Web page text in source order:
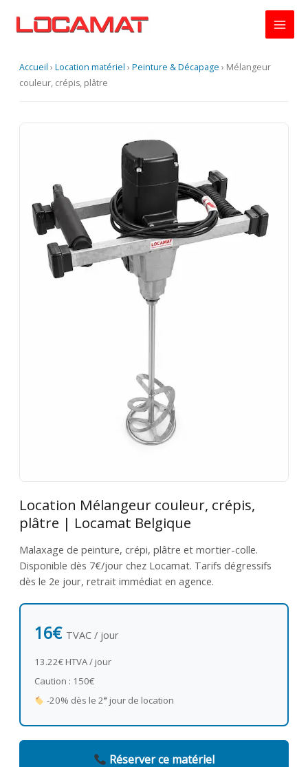
Accueil › Location matériel › Peinture & Décapage › Mélangeur
couleur, crépis, plâtre
Location Mélangeur couleur, crépis,
plâtre | Locamat Belgique
Malaxage de peinture, crépi, plâtre et mortier-colle.
Disponible dès 7€/jour chez Locamat. Tarifs dégressifs
dès le 2e jour, retrait immédiat en agence.
16€ TVAC / jour
13.22€ HTVA / jour
Caution : 150€
-20% dès le 2ejour de location
Réserver ce matériel